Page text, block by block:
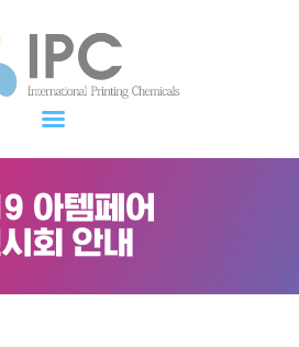
아템페어
회 안내
IPC
We go everywhere!